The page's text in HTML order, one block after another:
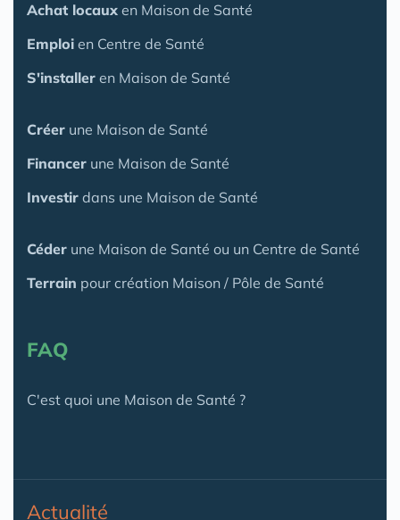
Achat locaux en Maison de Santé
Emploi en Centre de Santé
S'installer en Maison de Santé
Créer une Maison de Santé
Financer une Maison de Santé
Investir dans une Maison de Santé
Céder une Maison de Santé ou un Centre de Santé
Terrain pour création Maison / Pôle de Santé
FAQ
C'est quoi une Maison de Santé ?
Actualité